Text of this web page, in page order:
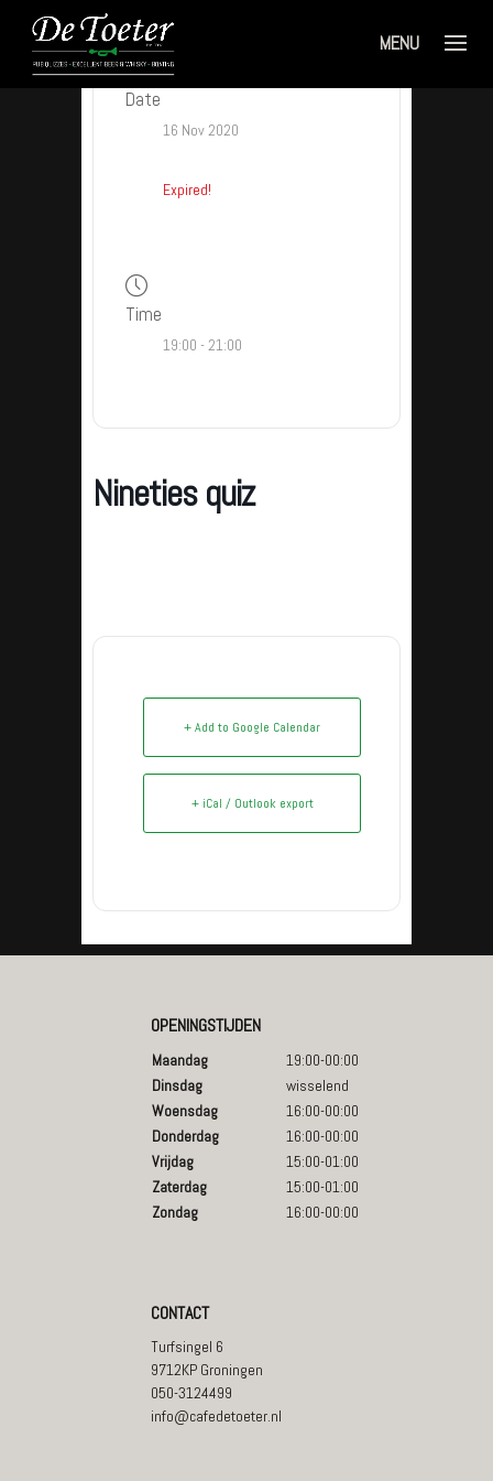
Date
16 Nov 2020
Expired!
Time
19:00 - 21:00
Nineties quiz
+ Add to Google Calendar
+ iCal / Outlook export
OPENINGSTIJDEN
Maandag
19:00-00:00
Dinsdag
wisselend
Woensdag
16:00-00:00
Donderdag
16:00-00:00
Vrijdag
15:00-01:00
Zaterdag
15:00-01:00
Zondag
16:00-00:00
CONTACT
Turfsingel 6
9712KP Groningen
050-3124499
info@cafedetoeter.nl